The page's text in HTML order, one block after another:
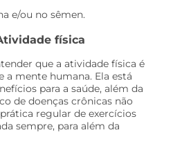
e/ou no sêmen.
física
que a atividade física é
a mente humana. Ela está
para a saúde, além da
de doenças crônicas não
regular de exercícios
sempre, para além da